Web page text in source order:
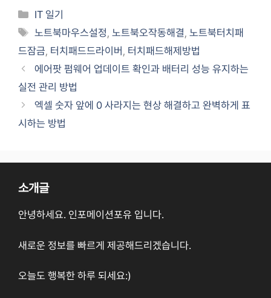
Categories
IT 일기
Tags
노트북마우스설정,노트북오작동해결,노트북터치패
드잠금, 터치패드드라이버 , 터치패드해제방법
에어팟 펌웨어 업데이트 확인과 배터리 성능 유지하는
실전 관리 방법
엑셀 숫자 앞에 0 사라지는 현상 해결하고 완벽하게 표
시하는 방법
소개글
안녕하세요. 인포메이션포유 입니다.
새로운 정보를 빠르게 제공해드리겠습니다.
오늘도 행복한 하루 되세요:)